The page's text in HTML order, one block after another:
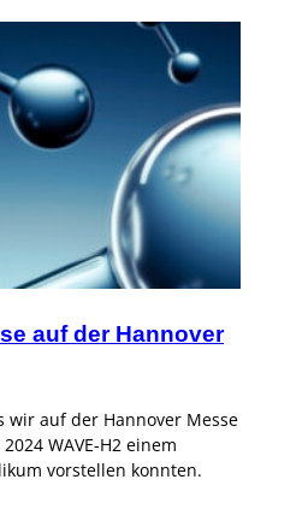
auf der Hannover
wir auf der Hannover Messe
WAVE-H2 einem
vorstellen konnten.